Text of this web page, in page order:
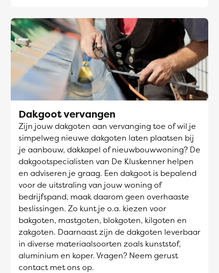
Dakgoot vervangen
Zijn jouw dakgoten aan vervanging toe of wil je
simpelweg nieuwe dakgoten laten plaatsen bij
je aanbouw, dakkapel of nieuwbouwwoning? De
dakgootspecialisten van De Kluskenner helpen
en adviseren je graag. Een dakgoot is bepalend
voor de uitstraling van jouw woning of
bedrijfspand, maak daarom geen overhaaste
beslissingen. Zo kunt je o.a. kiezen voor
bakgoten, mastgoten, blokgoten, kilgoten en
zakgoten. Daarnaast zijn de dakgoten leverbaar
in diverse materiaalsoorten zoals kunststof,
aluminium en koper. Vragen? Neem gerust
contact met ons op.